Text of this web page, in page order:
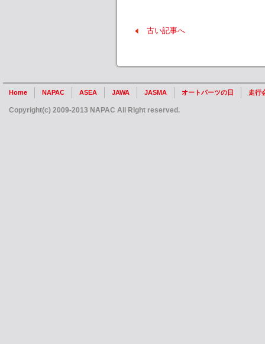
古い記事へ
Home NAPAC ASEA JAWA JASMA オートパーツの日 走行
Copyright(c) 2009-2013 NAPAC All Right reserved.